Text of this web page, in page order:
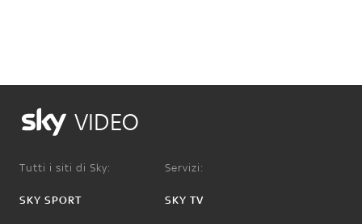
VIDEO
Tutti i siti di Sky:
SKY SPORT
Servizi:
SKY TV